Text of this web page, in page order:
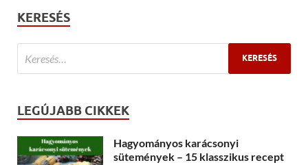
KERESÉS
LEGÚJABB CIKKEK
Hagyományos karácsonyi
sütemények – 15 klasszikus recept